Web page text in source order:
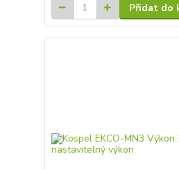
Přidat do